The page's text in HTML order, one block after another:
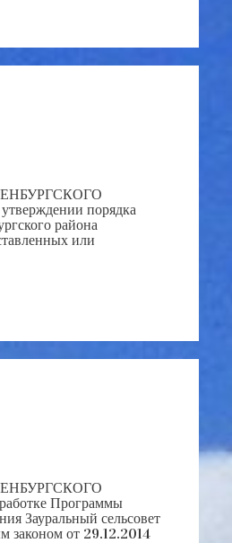
порядка
района
или
Программы
Зауральный сельсовет
законом от 29.12.2014